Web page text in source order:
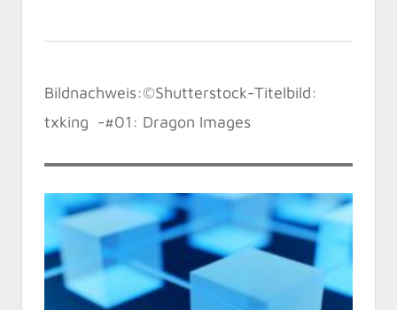
Bildnachweis:©Shutterstock-Titelbild:
txking -#01: Dragon Images